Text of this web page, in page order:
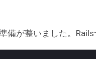
備が整いました。